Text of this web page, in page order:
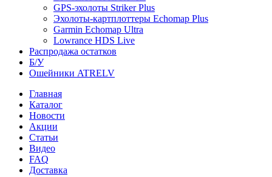
GPS-эхолоты Striker Plus
Эхолоты-картплоттеры Echomap Plus
Garmin Echomap Ultra
Lowrance HDS Live
Распродажа остатков
Б/У
Ошейники ATRELV
Главная
Каталог
Новости
Акции
Статьи
Видео
FAQ
Доставка